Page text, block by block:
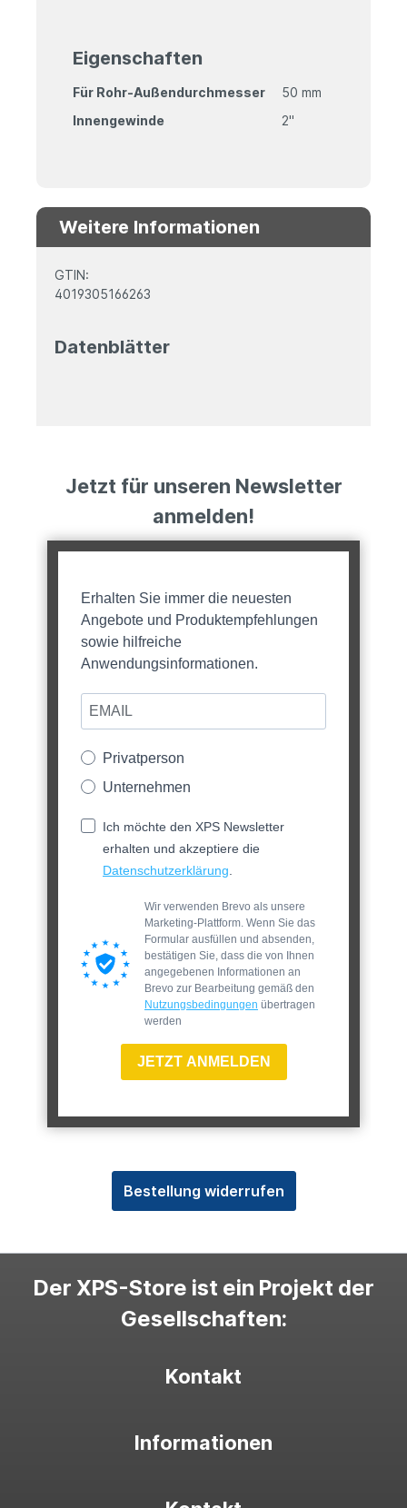
Eigenschaften
Für Rohr-Außendurchmesser
50 mm
Innengewinde
2"
Weitere Informationen
GTIN:
4019305166263
Datenblätter
Jetzt für unseren Newsletter
anmelden!
Erhalten Sie immer die neuesten
Angebote und Produktempfehlungen
sowie hilfreiche
Anwendungsinformationen.
Privatperson
Unternehmen
Ich möchte den XPS Newsletter
erhalten und akzeptiere die
Datenschutzerklärung
Wir verwenden Brevo als unsere
Marketing-Plattform. Wenn Sie das
Formular ausfüllen und absenden,
bestätigen Sie, dass die von Ihnen
angegebenen Informationen an
Brevo zur Bearbeitung gemäß den
Nutzungsbedingungen übertragen
werden
JETZT ANMELDEN
Bestellung widerrufen
Der XPS-Store ist ein Projekt der
Gesellschaften:
Kontakt
Informationen